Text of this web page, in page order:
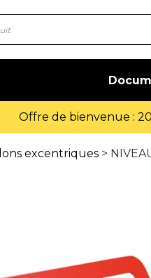
Offre de bienvenue :
excentriques >